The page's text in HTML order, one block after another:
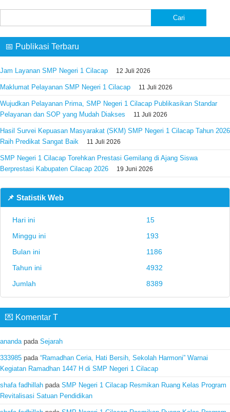
untuk:
📅 Publikasi Terbaru
Jam Layanan SMP Negeri 1 Cilacap 12 Juli 2026
Maklumat Pelayanan SMP Negeri 1 Cilacap 11 Juli 2026
Wujudkan Pelayanan Prima, SMP Negeri 1 Cilacap Publikasikan Standar
Pelayanan dan SOP yang Mudah Diakses
11 Juli 2026
Hasil Survei Kepuasan Masyarakat (SKM) SMP Negeri 1 Cilacap Tahun 2026
Raih Predikat Sangat Baik
11 Juli 2026
SMP Negeri 1 Cilacap Torehkan Prestasi Gemilang di Ajang Siswa
Berprestasi Kabupaten Cilacap 2026
19 Juni 2026
📌 Statistik Web
Hari ini
15
Minggu ini
193
Bulan ini
1186
Tahun ini
4932
Jumlah
8389
💌 Komentar T
ananda pada Sejarah
333985 pada “Ramadhan Ceria, Hati Bersih, Sekolah Harmoni” Warnai
Kegiatan Ramadhan 1447 H di SMP Negeri 1 Cilacap
shafa fadhillah pada SMP Negeri 1 Cilacap Resmikan Ruang Kelas Program
Revitalisasi Satuan Pendidikan